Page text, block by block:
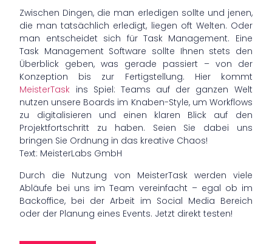
Zwischen Dingen, die man erledigen sollte und jenen,
die man tatsächlich erledigt, liegen oft Welten. Oder
man entscheidet sich für Task Management. Eine
Task Management Software sollte Ihnen stets den
Überblick geben, was gerade passiert – von der
Konzeption bis zur Fertigstellung. Hier kommt
MeisterTask ins Spiel: Teams auf der ganzen Welt
nutzen unsere Boards im Knaben-Style, um Workflows
zu digitalisieren und einen klaren Blick auf den
Projektfortschritt zu haben. Seien Sie dabei uns
bringen Sie Ordnung in das kreative Chaos!
Text: MeisterLabs GmbH
Durch die Nutzung von MeisterTask werden viele
Abläufe bei uns im Team vereinfacht – egal ob im
Backoffice, bei der Arbeit im Social Media Bereich
oder der Planung eines Events. Jetzt direkt testen!